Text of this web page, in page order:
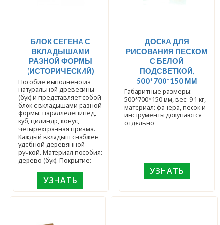
БЛОК СЕГЕНА С
ВКЛАДЫШАМИ
РАЗНОЙ ФОРМЫ
(ИСТОРИЧЕСКИЙ)
Пособие выполнено из
натуральной древесины
(бук) и представляет собой
блок с вкладышами разной
формы: параллелепипед,
куб, цилиндр, конус,
четырехгранная призма.
Каждый вкладыш снабжен
удобной деревянной
ручкой. Материал пособия:
дерево (бук). Покрытие:
УЗНАТЬ
ДОСКА ДЛЯ
РИСОВАНИЯ ПЕСКОМ
С БЕЛОЙ
ПОДСВЕТКОЙ,
500*700*150 ММ
Габаритные размеры:
500*700*150 мм, вес: 9.1 кг,
материал: фанера, песок и
инструменты докупаются
отдельно
УЗНАТЬ